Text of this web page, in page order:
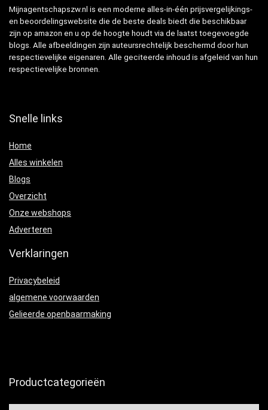
Mijnagentschapszw.nl is een moderne alles-in-één prijsvergelijkings-
en beoordelingswebsite die de beste deals biedt die beschikbaar
zijn op amazon en u op de hoogte houdt via de laatst toegevoegde
blogs. Alle afbeeldingen zijn auteursrechtelijk beschermd door hun
respectievelijke eigenaren. Alle geciteerde inhoud is afgeleid van hun
respectievelijke bronnen.
Snelle links
Home
Alles winkelen
Blogs
Overzicht
Onze webshops
Adverteren
Verklaringen
Privacybeleid
algemene voorwaarden
Gelieerde openbaarmaking
Productcategorieën